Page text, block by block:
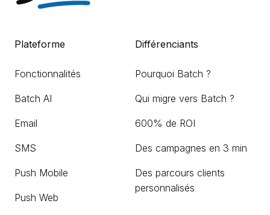
Plateforme
Fonctionnalités
Batch AI
Email
SMS
Push Mobile
Push Web
Différenciants
Pourquoi Batch ?
Qui migre vers Batch ?
600% de ROI
Des campagnes en 3 min
Des parcours clients
personnalisés